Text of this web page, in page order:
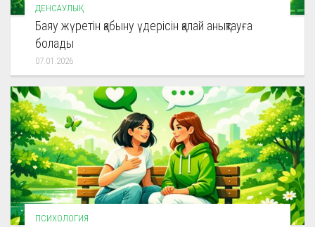
ДЕНСАУЛЫҚ
Баяу жүретін қабыну үдерісін қалай анықтауға
болады
07.01.2026
ПСИХОЛОГИЯ